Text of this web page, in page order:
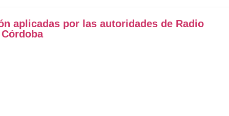
aplicadas por las autoridades de Radio